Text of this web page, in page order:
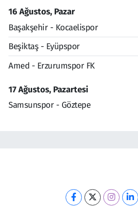
16 Ağustos, Pazar
Başakşehir - Kocaelispor
Beşiktaş - Eyüpspor
Amed - Erzurumspor FK
17 Ağustos, Pazartesi
Samsunspor - Göztepe